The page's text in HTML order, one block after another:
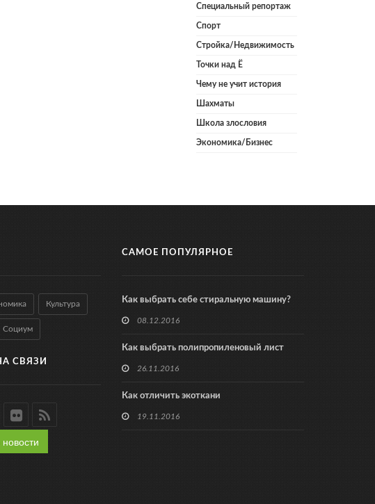
Специальный репортаж
Спорт
Стройка/Недвижимость
Точки над Ё
Чему не учит история
Шахматы
Школа злословия
Экономика/Бизнес
Культура
Социум
СВЯЗИ
САМОЕ ПОПУЛЯРНОЕ
Как выбрать себе стиральную машину?
08.12.2016
Как выбрать полипропиленовый лист
26.11.2016
Как отличить экоткани
19.11.2016